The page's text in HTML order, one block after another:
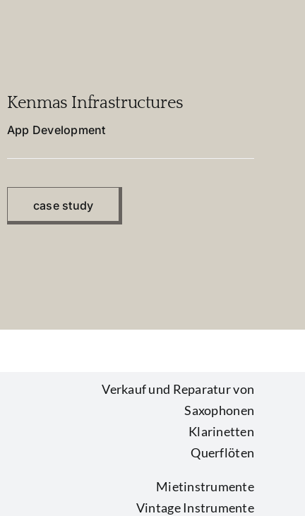
Kenmas Infrastructures
App Development
case study
Verkauf und Reparatur von
Saxophonen
Klarinetten
Querflöten
Mietinstrumente
Vintage Instrumente